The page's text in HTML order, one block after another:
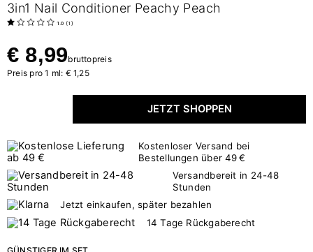
3in1 Nail Conditioner Peachy Peach
1.0 (1 )
€ 8,99bruttopreis
Preis pro 1 ml: € 1,25
JETZT SHOPPEN
Kostenloser Versand bei
Bestellungen über 49 €
Versandbereit in 24-48
Stunden
Jetzt einkaufen, später bezahlen
14 Tage Rückgaberecht